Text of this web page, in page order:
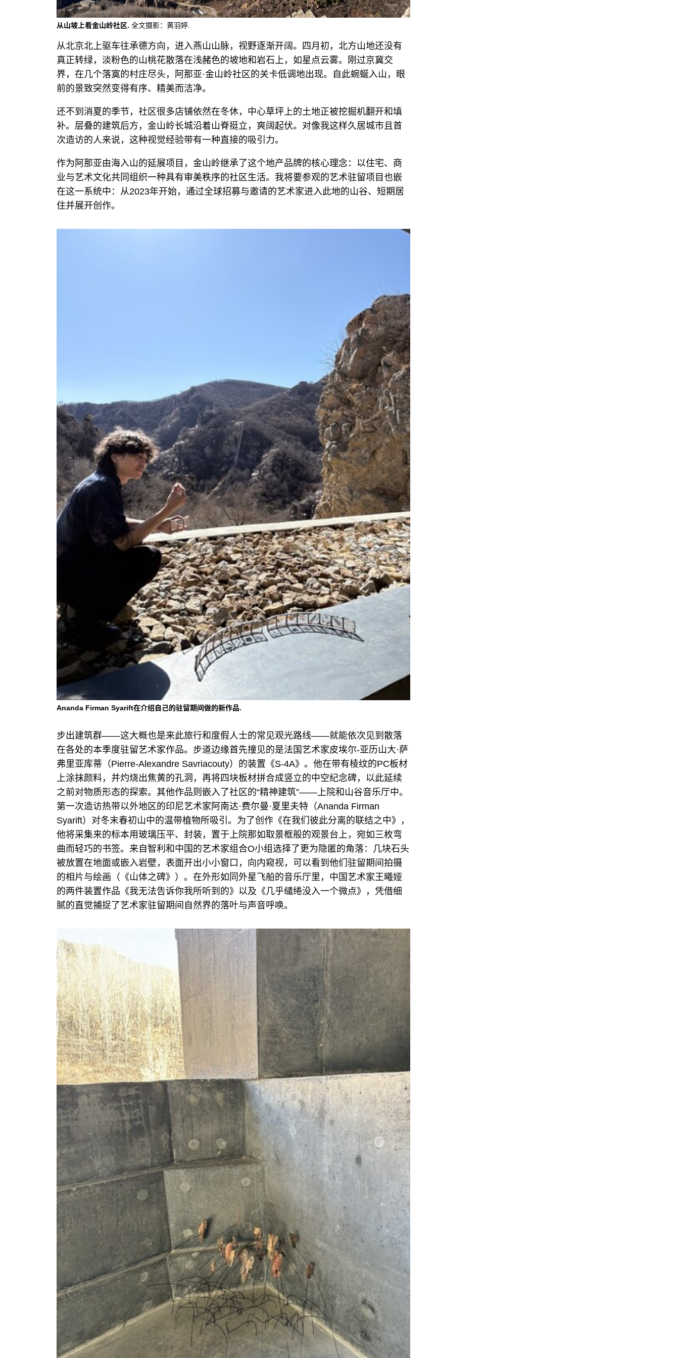
从山坡上看金山岭社区. 全文摄影：黄羽婷.
从北京北上驱车往承德方向，进入燕山山脉，视野逐渐开阔。四月初，北方山地还没有
真正转绿，淡粉色的山桃花散落在浅赭色的坡地和岩石上，如星点云雾。刚过京冀交
界，在几个落寞的村庄尽头，阿那亚·金山岭社区的关卡低调地出现。自此蜿蜒入山，眼
前的景致突然变得有序、精美而洁净。
还不到消夏的季节，社区很多店铺依然在冬休，中心草坪上的土地正被挖掘机翻开和填
补。层叠的建筑后方，金山岭长城沿着山脊挺立，爽阔起伏。对像我这样久居城市且首
次造访的人来说，这种视觉经验带有一种直接的吸引力。
作为阿那亚由海入山的延展项目，金山岭继承了这个地产品牌的核心理念：以住宅、商
业与艺术文化共同组织一种具有审美秩序的社区生活。我将要参观的艺术驻留项目也嵌
在这一系统中：从2023年开始，通过全球招募与邀请的艺术家进入此地的山谷、短期居
住并展开创作。
Ananda Firman Syarift在介绍自己的驻留期间做的新作品.
步出建筑群——这大概也是来此旅行和度假人士的常见观光路线——就能依次见到散落
在各处的本季度驻留艺术家作品。步道边缘首先撞见的是法国艺术家皮埃尔-亚历山大·萨
弗里亚库蒂（Pierre-Alexandre Savriacouty）的装置《S-4A》。他在带有棱纹的PC板材
上涂抹颜料，并灼烧出焦黄的孔洞，再将四块板材拼合成竖立的中空纪念碑，以此延续
之前对物质形态的探索。其他作品则嵌入了社区的“精神建筑”——上院和山谷音乐厅中。
第一次造访热带以外地区的印尼艺术家阿南达·费尔曼·夏里夫特（Ananda Firman
Syarift）对冬末春初山中的温带植物所吸引。为了创作《在我们彼此分离的联结之中》，
他将采集来的标本用玻璃压平、封装，置于上院那如取景框般的观景台上，宛如三枚弯
曲而轻巧的书签。来自智利和中国的艺术家组合O小组选择了更为隐匿的角落：几块石头
被放置在地面或嵌入岩壁，表面开出小小窗口，向内窥视，可以看到他们驻留期间拍摄
的相片与绘画（《山体之碑》）。在外形如同外星飞船的音乐厅里，中国艺术家王曦娅
的两件装置作品《我无法告诉你我所听到的》以及《几乎缱绻没入一个微点》，凭借细
腻的直觉捕捉了艺术家驻留期间自然界的落叶与声音呼唤。